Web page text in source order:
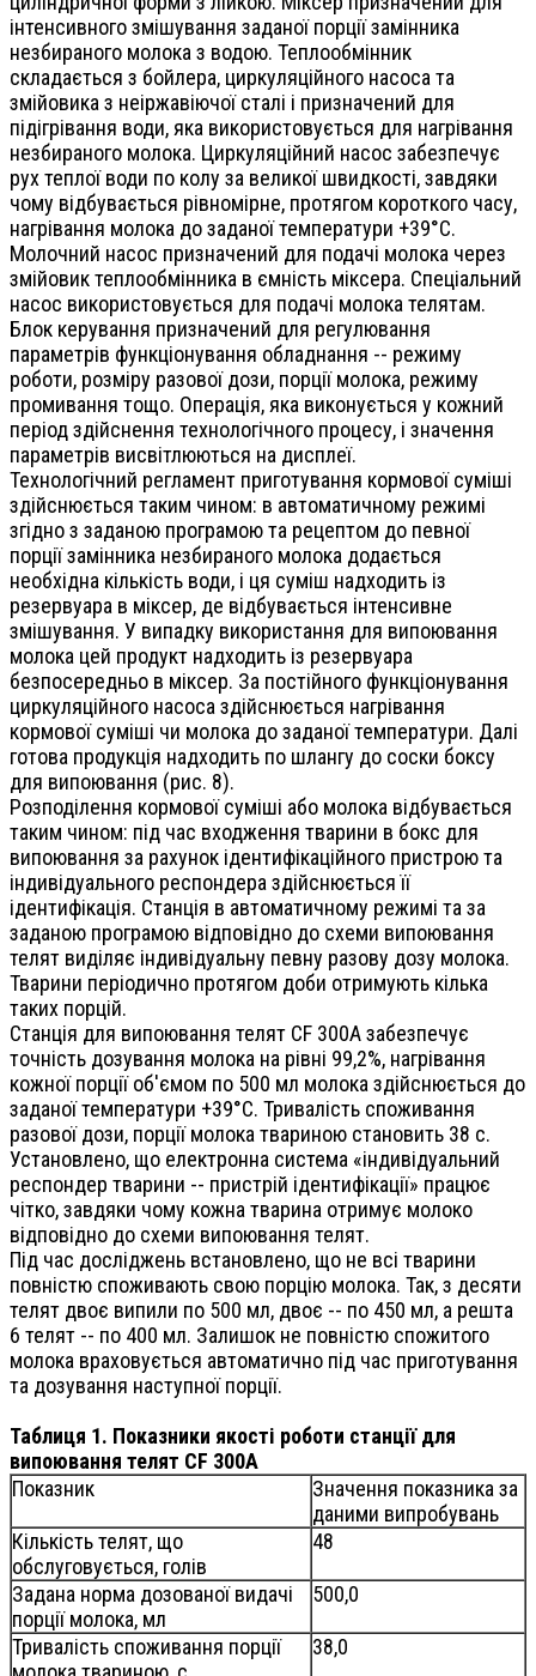
інтенсивного змішування заданої порції замінника
незбираного молока з водою. Теплообмінник
складається з бойлера, циркуляційного насоса та
змійовика з неіржавіючої сталі і призначений для
підігрівання води, яка використовується для нагрівання
незбираного молока. Циркуляційний насос забезпечує
рух теплої води по колу за великої швидкості, завдяки
чому відбувається рівномірне, протягом короткого часу,
нагрівання молока до заданої температури +39°С.
Молочний насос призначений для подачі молока через
змійовик теплообмінника в ємність міксера. Спеціальний
насос використовується для подачі молока телятам.
Блок керування призначений для регулювання
параметрів функціонування обладнання -- режиму
роботи, розміру разової дози, порції молока, режиму
промивання тощо. Операція, яка виконується у кожний
період здійснення технологічного процесу, і значення
параметрів висвітлюються на дисплеї.
Технологічний регламент приготування кормової суміші
здійснюється таким чином: в автоматичному режимі
згідно з заданою програмою та рецептом до певної
порції замінника незбираного молока додається
необхідна кількість води, і ця суміш надходить із
резервуара в міксер, де відбувається інтенсивне
змішування. У випадку використання для випоювання
молока цей продукт надходить із резервуара
безпосередньо в міксер. За постійного функціонування
циркуляційного насоса здійснюється нагрівання
кормової суміші чи молока до заданої температури. Далі
готова продукція надходить по шлангу до соски боксу
для випоювання (рис. 8).
Розподілення кормової суміші або молока відбувається
таким чином: під час входження тварини в бокс для
випоювання за рахунок ідентифікаційного пристрою та
індивідуального респондера здійснюється її
ідентифікація. Станція в автоматичному режимі та за
заданою програмою відповідно до схеми випоювання
телят виділяє індивідуальну певну разову дозу молока.
Тварини періодично протягом доби отримують кілька
таких порцій.
Станція для випоювання телят CF 300А забезпечує
точність дозування молока на рівні 99,2%, нагрівання
кожної порції об'ємом по 500 мл молока здійснюється до
заданої температури +39°С. Тривалість споживання
разової дози, порції молока твариною становить 38 с.
Установлено, що електронна система «індивідуальний
респондер тварини -- пристрій ідентифікації» працює
чітко, завдяки чому кожна тварина отримує молоко
відповідно до схеми випоювання телят.
Під час досліджень встановлено, що не всі тварини
повністю споживають свою порцію молока. Так, з десяти
телят двоє випили по 500 мл, двоє -- по 450 мл, а решта
6 телят -- по 400 мл. Залишок не повністю спожитого
молока враховується автоматично під час приготування
та дозування наступної порції.
Таблиця 1. Показники якості роботи станції для
випоювання телят CF 300A
Показник
Значення показника за
даними випробувань
Кількість телят, що
обслуговується, голів
48
Задана норма дозованої видачі
порції молока, мл
500,0
Тривалість споживання порції
38,0